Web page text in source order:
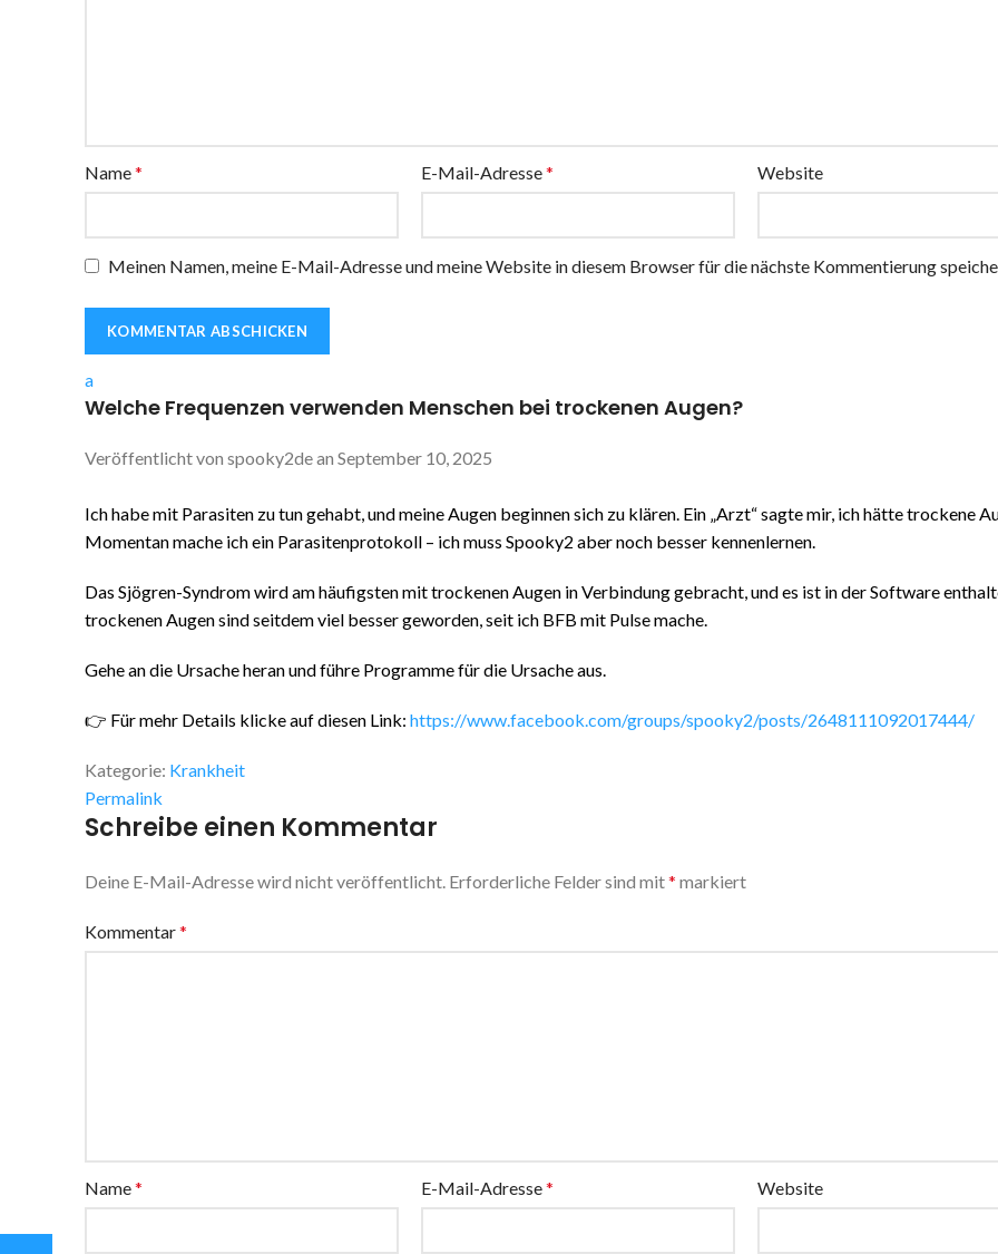
Name* E-Mail-Adresse* Website
Meinen Namen, meine E-Mail-Adresse und meine Website in diesem Browser für die nächste Kommentierung
a
Welche Frequenzen verwenden Menschen bei trockenen Augen?
Veröffentlicht von spooky2dean September 10, 2025
Ich habe mit Parasiten zu tun gehabt, und meine Augen beginnen sich zu klären. Ein „Arzt“ sagte mir, ich hätte trockene
Momentan mache ich ein Parasitenprotokoll – ich muss Spooky2 aber noch besser kennenlernen.
Das Sjögren-Syndrom wird am häufigsten mit trockenen Augen in Verbindung gebracht, und es ist in der Software
trockenen Augen sind seitdem viel besser geworden, seit ich BFB mit Pulse mache.
Gehe an die Ursache heran und führe Programme für die Ursache aus.
👉 Für mehr Details klicke auf diesen Link: https://www.facebook.com/groups/spooky2/posts/2648111092017444/
Kategorie: Krankheit
Permalink
Schreibe einen Kommentar
Deine E-Mail-Adresse wird nicht veröffentlicht. Erforderliche Felder sind mit* markiert
Kommentar*
Name* E-Mail-Adresse* Website